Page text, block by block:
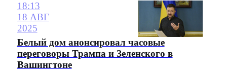
18:13
18 АВГ
2025
Белый дом анонсировал часовые
переговоры Трампа и Зеленского в
Вашингтоне